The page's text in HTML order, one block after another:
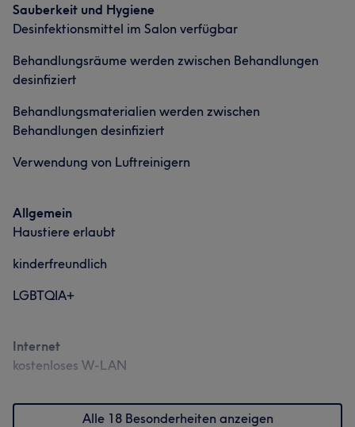
Sauberkeit und Hygiene
Desinfektionsmittel im Salon verfügbar
Behandlungsräume werden zwischen Behandlungen
desinfiziert
Behandlungsmaterialien werden zwischen
Behandlungen desinfiziert
Verwendung von Luftreinigern
Allgemein
Haustiere erlaubt
kinderfreundlich
LGBTQIA+
Internet
kostenloses W-LAN
Alle 18 Besonderheiten anzeigen